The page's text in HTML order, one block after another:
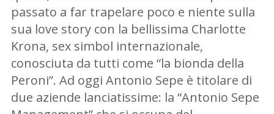
passato a far trapelare poco e niente sulla
sua love story con la bellissima Charlotte
Krona, sex simbol internazionale,
conosciuta da tutti come “la bionda della
Peroni”. Ad oggi Antonio Sepe è titolare di
due aziende lanciatissime: la “Antonio Sepe